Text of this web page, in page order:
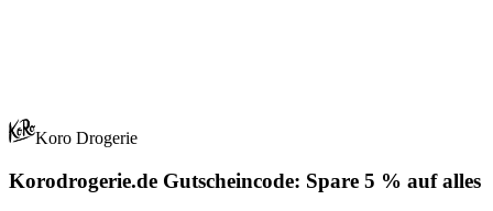
Koro Drogerie
Korodrogerie.de Gutscheincode: Spare 5 % auf alles